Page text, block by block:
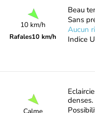
10 km/h
Rafales10 km/h
Beau
Sans
Aucun
Indice
Calme
denses.